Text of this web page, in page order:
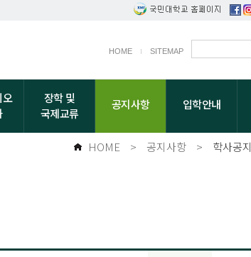
HOME SITEMAP
오
장학 및
국제교류
공지사항 입학안내
HOME > 공지사항 > 학사공지